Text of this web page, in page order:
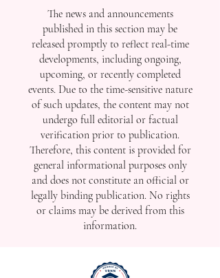
The news and announcements
published in this section may be
released promptly to reflect real-time
developments, including ongoing,
upcoming, or recently completed
events. Due to the time-sensitive nature
of such updates, the content may not
undergo full editorial or factual
verification prior to publication.
Therefore, this content is provided for
general informational purposes only
and does not constitute an official or
legally binding publication. No rights
or claims may be derived from this
information.